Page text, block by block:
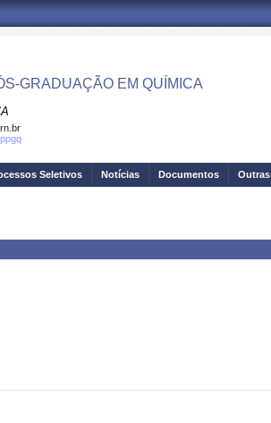
GRADUAÇÃO EM QUÍMICA
Seletivos Notícias Documentos